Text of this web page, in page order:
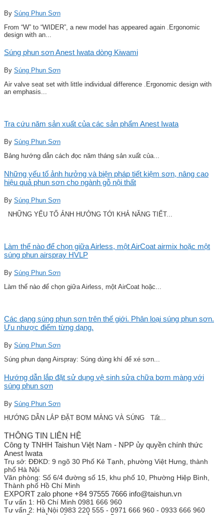
By Súng Phun Sơn
From “W” to “WIDER”, a new model has appeared again .Ergonomic
design with an...
Súng phun sơn Anest Iwata dòng Kiwami
By Súng Phun Sơn
Air valve seat set with little individual difference .Ergonomic design with
an emphasis...
Tra cứu năm sản xuất của các sản phẩm Anest Iwata
By Súng Phun Sơn
Bảng hướng dẫn cách đọc năm tháng sản xuất của...
Những yếu tố ảnh hưởng và biện pháp tiết kiệm sơn, nâng cao
hiệu quả phun sơn cho ngành gỗ nội thất
By Súng Phun Sơn
NHỮNG YẾU TỐ ẢNH HƯỞNG TỚI KHẢ NĂNG TIẾT...
Làm thế nào để chọn giữa Airless, một AirCoat airmix hoặc một
súng phun airspray HVLP
By Súng Phun Sơn
Làm thế nào để chọn giữa Airless, một AirCoat hoặc...
Các dạng súng phun sơn trên thế giới. Phân loại súng phun sơn.
Ưu nhược điểm từng dạng.
By Súng Phun Sơn
Súng phun dạng Airspray: Súng dùng khí để xé sơn...
Hướng dẫn lắp đặt sử dụng vệ sinh sửa chữa bơm màng với
súng phun sơn
By Súng Phun Sơn
HƯỚNG DẪN LẮP ĐẶT BƠM MÀNG VÀ SÚNG Tất...
THÔNG TIN LIÊN HỆ
Công ty TNHH Taishun Việt Nam - NPP ủy quyền chính thức
Anest Iwata
Trụ sở: ĐĐKD: 9 ngõ 30 Phố Kẻ Tạnh, phường Việt Hưng, thành
phố Hà Nội
Văn phòng: Số 6/4 đường số 15, khu phố 10, Phường Hiệp Bình,
Thành phố Hồ Chí Minh
EXPORT zalo phone +84 97555 7666 info@taishun.vn
Tư vấn 1: Hồ Chí Minh 0981 666 960
Tư vấn 2: Hà Nội 0983 220 555 - 0971 666 960 - 0933 666 960